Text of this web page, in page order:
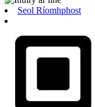
Seol Ríomhphost